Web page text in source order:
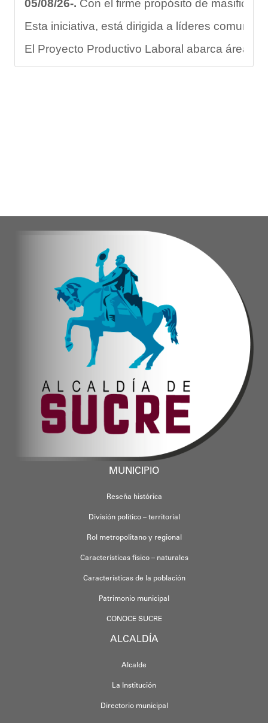
05/08/26-. Con el firme propósito de masificar
Esta iniciativa, está dirigida a líderes
El Proyecto Productivo Laboral abarca áreas
Este programa no solo abarca el rendimiento
MUNICIPIO
Reseña histórica
División político – territorial
Rol metropolitano y regional
Características físico – naturales
Características de la población
Patrimonio municipal
CONOCE SUCRE
ALCALDÍA
Alcalde
La Institución
Directorio municipal